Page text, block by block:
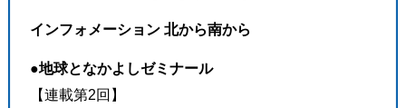
インフォメーション 北から南から
●地球となかよしゼミナール
【連載第2回】